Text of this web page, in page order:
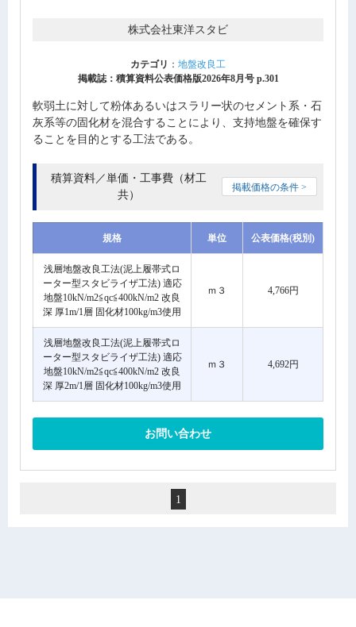
株式会社東洋スタビ
カテゴリ ： 地盤改良工
掲載誌：積算資料公表価格版2026年8月号 p.301
軟弱土に対して粉体あるいはスラリー状のセメント系・石
灰系等の固化材を混合することにより、支持地盤を確保す
ることを目的とする工法である。
積算資料／単価・工事費（材工
共）
掲載価格の条件 >
規格 単位 公表価格(税別)
浅層地盤改良工法(泥上履帯式ロ
ーター型スタビライザ工法) 適応
地盤10kN/m2≦qc≦400kN/m2 改良
深 厚1m/1層 固化材100kg/m3使用
ｍ３ 4,766円
浅層地盤改良工法(泥上履帯式ロ
ーター型スタビライザ工法) 適応
地盤10kN/m2≦qc≦400kN/m2 改良
深 厚2m/1層 固化材100kg/m3使用
ｍ３ 4,692円
お問い合わせ
1